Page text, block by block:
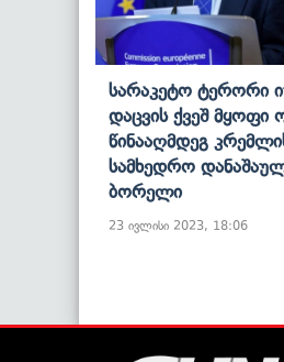
Სარაკეტო Ტერორი
Დაცვის Ქვეშ Მყოფი
Წინააღმდეგ
Სამხედრო
Ბორელი
23 ივლისი 2023, 18:06